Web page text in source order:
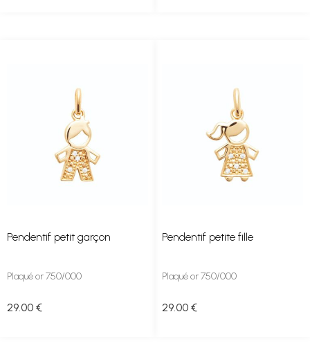
Pendentif petit garçon
Plaqué or 750/000
29.00 €
Pendentif petite fille
Plaqué or 750/000
29.00 €